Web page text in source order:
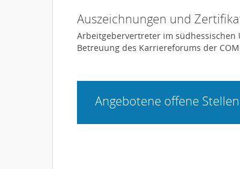
Auszeichnungen und
Arbeitgebervertreter im südhessischen
Betreuung des Karriereforums der
Angebotene offene Stellen